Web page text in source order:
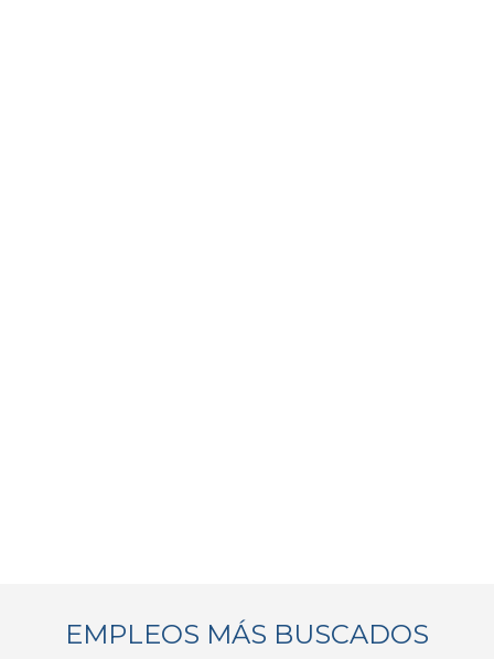
EMPLEOS MÁS BUSCADOS